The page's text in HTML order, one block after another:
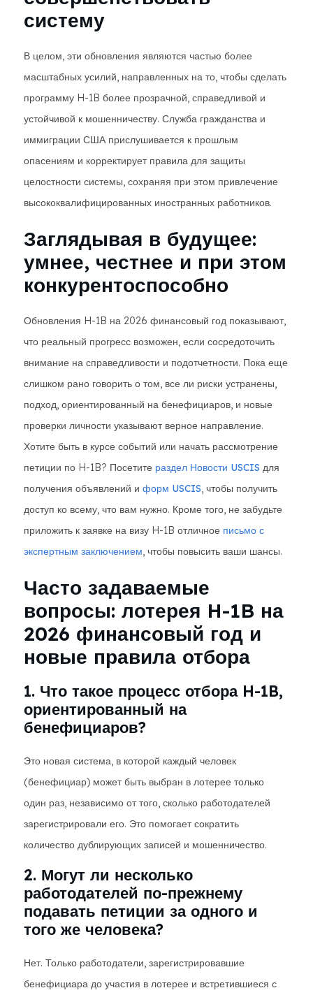
систему
В целом, эти обновления являются частью более
масштабных усилий, направленных на то, чтобы сделать
программу H-1B более прозрачной, справедливой и
устойчивой к мошенничеству. Служба гражданства и
иммиграции США прислушивается к прошлым
опасениям и корректирует правила для защиты
целостности системы, сохраняя при этом привлечение
высококвалифицированных иностранных работников.
Заглядывая в будущее:
умнее, честнее и при этом
конкурентоспособно
Обновления H-1B на 2026 финансовый год показывают,
что реальный прогресс возможен, если сосредоточить
внимание на справедливости и подотчетности. Пока еще
слишком рано говорить о том, все ли риски устранены,
подход, ориентированный на бенефициаров, и новые
проверки личности указывают верное направление.
Хотите быть в курсе событий или начать рассмотрение
петиции по H-1B? Посетите раздел Новости USCIS для
получения объявлений и форм USCIS, чтобы получить
доступ ко всему, что вам нужно. Кроме того, не забудьте
приложить к заявке на визу H-1B отличное письмо с
экспертным заключением, чтобы повысить ваши шансы.
Часто задаваемые
вопросы: лотерея H-1B на
2026 финансовый год и
новые правила отбора
1. Что такое процесс отбора H-1B,
ориентированный на
бенефициаров?
Это новая система, в которой каждый человек
(бенефициар) может быть выбран в лотерее только
один раз, независимо от того, сколько работодателей
зарегистрировали его. Это помогает сократить
количество дублирующих записей и мошенничество.
2. Могут ли несколько
работодателей по-прежнему
подавать петиции за одного и
того же человека?
Нет. Только работодатели, зарегистрировавшие
бенефициара до участия в лотерее и встретившиеся с